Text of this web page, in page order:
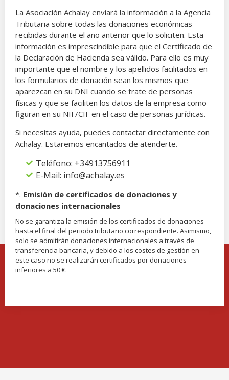
La Asociación Achalay enviará la información a la Agencia
Tributaria sobre todas las donaciones económicas
recibidas durante el año anterior que lo soliciten. Esta
información es imprescindible para que el Certificado de
la Declaración de Hacienda sea válido. Para ello es muy
importante que el nombre y los apellidos facilitados en
los formularios de donación sean los mismos que
aparezcan en su DNI cuando se trate de personas
físicas y que se faciliten los datos de la empresa como
figuran en su NIF/CIF en el caso de personas jurídicas.
Si necesitas ayuda, puedes contactar directamente con
Achalay. Estaremos encantados de atenderte.
Teléfono: +34913756911
E-Mail: info@achalay.es
*. Emisión de certificados de donaciones y
donaciones internacionales
No se garantiza la emisión de los certificados de donaciones
hasta el final del periodo tributario correspondiente. Asimismo,
solo se admitirán donaciones internacionales a través de
transferencia bancaria, y debido a los costes de gestión en
este caso no se realizarán certificados por donaciones
inferiores a 50 €.